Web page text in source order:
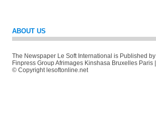
ABOUT US
The Newspaper Le Soft International is Published by
Finpress Group Afrimages Kinshasa Bruxelles Paris |
© Copyright lesoftonline.net